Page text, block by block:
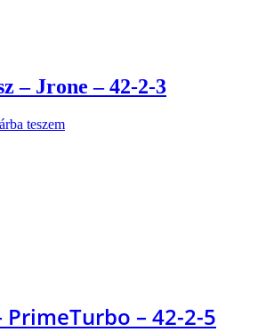
– Jrone – 42-2-3
teszem
PrimeTurbo – 42-2-5